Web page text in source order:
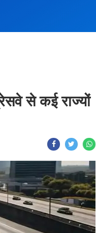
से कई राज्यों